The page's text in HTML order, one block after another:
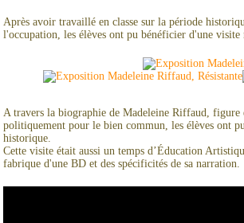
Après avoir travaillé en classe sur la période
l'occupation, les élèves ont pu bénéficier d'une visite
A travers la biographie de Madeleine Riffaud, figure
politiquement pour le bien commun, les élèves ont
historique.
Cette visite était aussi un temps d’Éducation
fabrique d'une BD et des spécificités de sa narration.